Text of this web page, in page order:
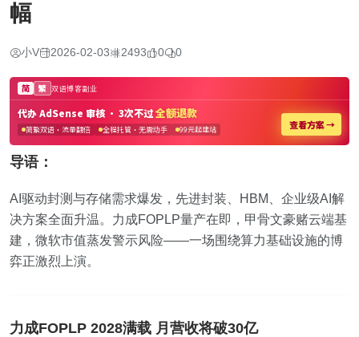
幅
小V 2026-02-03 2493 0 0
导语：
AI驱动封测与存储需求爆发，先进封装、HBM、企业级AI解
决方案全面升温。力成FOPLP量产在即，甲骨文豪赌云端基
建，微软市值蒸发警示风险——一场围绕算力基础设施的博
弈正激烈上演。
力成FOPLP 2028满载 月营收将破30亿